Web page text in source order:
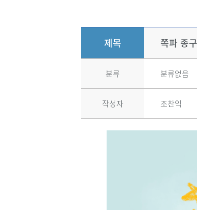
제목 쪽파 종
분류 분류없음
작성자 조찬익